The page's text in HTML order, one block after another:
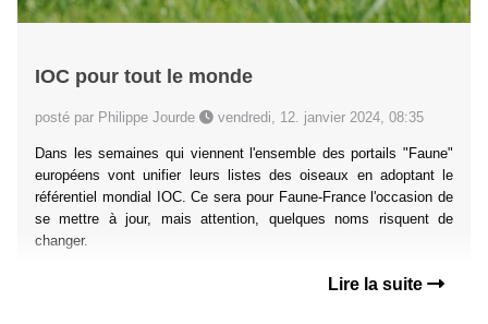
IOC pour tout le monde
posté par Philippe Jourde vendredi, 12. janvier 2024, 08:35
Dans les semaines qui viennent l'ensemble des portails "Faune"
européens vont unifier leurs listes des oiseaux en adoptant le
référentiel mondial IOC. Ce sera pour Faune-France l'occasion de
se mettre à jour, mais attention, quelques noms risquent de
changer.
Lire la suite